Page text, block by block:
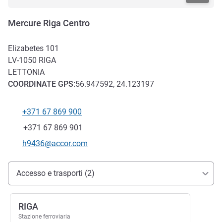
Mercure Riga Centro
Elizabetes 101
LV-1050 RIGA
LETTONIA
COORDINATE GPS:56.947592, 24.123197
Telefono
+371 67 869 900
Fax
+371 67 869 901
E-mail di contatto
h9436@accor.com
Accesso e trasporti
Accesso e trasporti (2)
RIGA
Stazione ferroviaria